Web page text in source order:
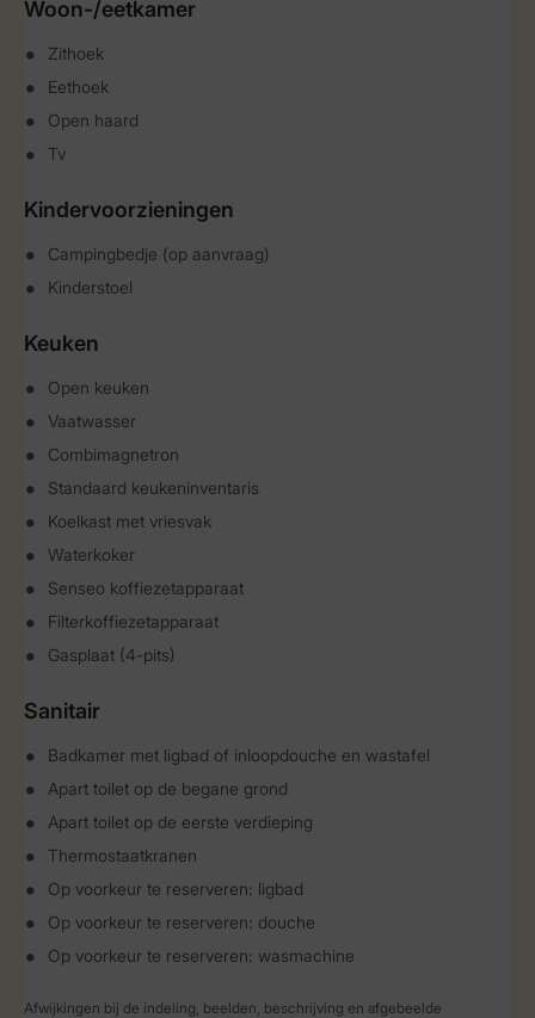
Woon-/eetkamer
Zithoek
Eethoek
Open haard
Tv
Kindervoorzieningen
Campingbedje (op aanvraag)
Kinderstoel
Keuken
Open keuken
Vaatwasser
Combimagnetron
Standaard keukeninventaris
Koelkast met vriesvak
Waterkoker
Senseo koffiezetapparaat
Filterkoffiezetapparaat
Gasplaat (4-pits)
Sanitair
Badkamer met ligbad of inloopdouche en wastafel
Apart toilet op de begane grond
Apart toilet op de eerste verdieping
Thermostaatkranen
Op voorkeur te reserveren: ligbad
Op voorkeur te reserveren: douche
Op voorkeur te reserveren: wasmachine
Afwijkingen bij de indeling, beelden, beschrijving en afgebeelde